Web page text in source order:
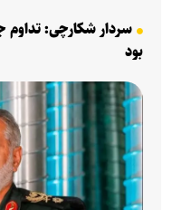
سردار شکارچی: تداوم
بود